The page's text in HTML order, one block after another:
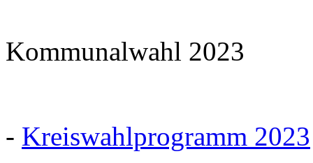
Kommunalwahl 2023
- Kreiswahlprogramm 2023